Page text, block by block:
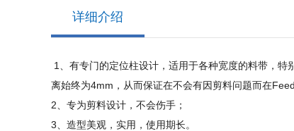
详细介绍
1、有专门的定位柱设计，适用于各种宽度的料带，
离始终为4mm，从而保证在不会有因剪料问题而在
2、专为剪料设计，不会伤手；
3、造型美观，实用，使用期长。